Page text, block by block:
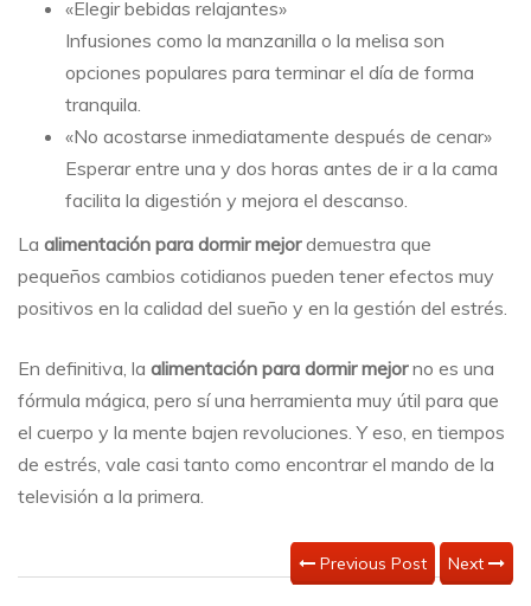
«Elegir bebidas relajantes»
Infusiones como la manzanilla o la melisa son
opciones populares para terminar el día de forma
tranquila.
«No acostarse inmediatamente después de cenar»
Esperar entre una y dos horas antes de ir a la cama
facilita la digestión y mejora el descanso.
La alimentación para dormir mejordemuestra que
pequeños cambios cotidianos pueden tener efectos muy
positivos en la calidad del sueño y en la gestión del estrés.
En definitiva, la alimentación para dormir mejorno es una
fórmula mágica, pero sí una herramienta muy útil para que
el cuerpo y la mente bajen revoluciones. Y eso, en tiempos
de estrés, vale casi tanto como encontrar el mando de la
televisión a la primera.
Previous Post Next